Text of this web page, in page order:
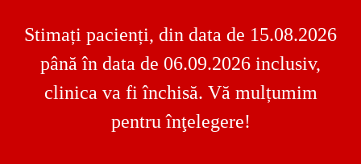
Stimați pacienți, din data de 15.08.2026
până în data de 06.09.2026 inclusiv,
clinica va fi închisă. Vă mulțumim
pentru înţelegere!